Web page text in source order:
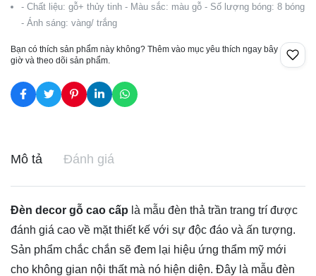
- Chất liệu: gỗ+ thủy tinh - Màu sắc: màu gỗ - Số lượng bóng: 8 bóng
- Ánh sáng: vàng/ trắng
Bạn có thích sản phẩm này không? Thêm vào mục yêu thích ngay bây
giờ và theo dõi sản phẩm.
Mô tả Đánh giá
Đèn decor gỗ cao cấp là mẫu đèn thả trần trang trí được
đánh giá cao về mặt thiết kế với sự độc đáo và ấn tượng.
Sản phẩm chắc chắn sẽ đem lại hiệu ứng thẩm mỹ mới
cho không gian nội thất mà nó hiện diện. Đây là mẫu đèn